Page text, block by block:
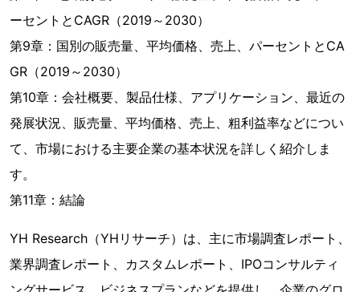
ーセントとCAGR（2019～2030）
第9章：国別の販売量、平均価格、売上、パーセントとCA
GR（2019～2030）
第10章：会社概要、製品仕様、アプリケーション、最近の
発展状況、販売量、平均価格、売上、粗利益率などについ
て、市場における主要企業の基本状況を詳しく紹介しま
す。
第11章：結論
YH Research（YHリサーチ）は、主に市場調査レポート、
業界調査レポート、カスタムレポート、IPOコンサルティ